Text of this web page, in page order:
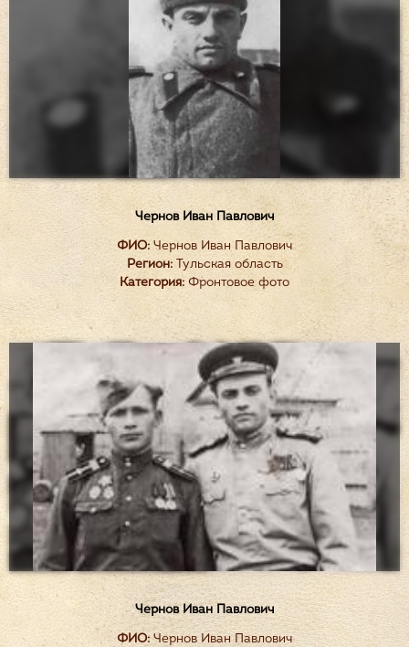
Чернов Иван Павлович
ФИО: Чернов Иван Павлович
Регион:Тульская область
Категория: Фронтовое фото
Чернов Иван Павлович
ФИО:Чернов Иван Павлович